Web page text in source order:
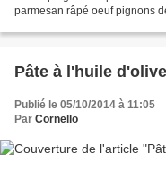
parmesan râpé oeuf pignons
Pâte à l'huile
Publié le 05/10/2014 à 11:05
Par Cornello